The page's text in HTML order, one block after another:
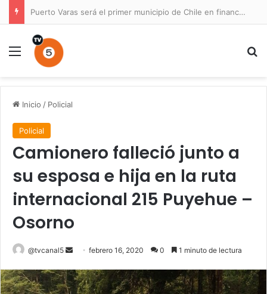
Puerto Varas será el primer municipio de Chile en financiar un Plan Maestro para un parque nacional
Menú
Inicio / Policial
Policial
Camionero falleció junto a
su esposa e hija en la ruta
internacional 215 Puyehue –
Osorno
@tvcanal5
Send
email
febrero 16, 2020 0 1 minuto de lectura